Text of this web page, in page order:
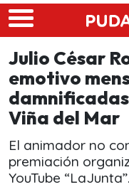
Skip to main content
Julio César
emotivo
Viña del Mar
El animador no
premiación
YouTube “LaJunta”.